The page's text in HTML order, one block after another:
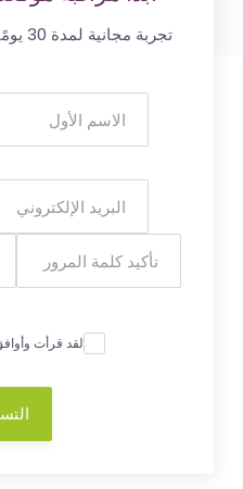
تجربة مجانية لمدة 30 يومًا. لا يتطلب بطاقة ائتمان.
لقد قرأت